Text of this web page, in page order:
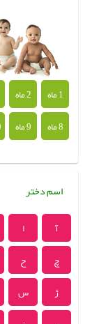
1 ماه 2 ماه
8 ماه
9 ماه
اسم دختر
آ ا
چ
ح
ژ
س